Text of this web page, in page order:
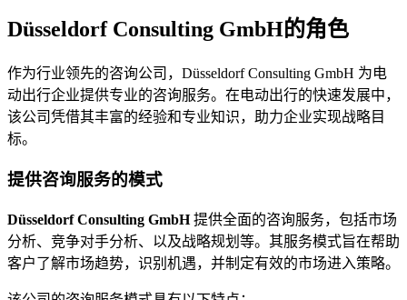
Düsseldorf Consulting GmbH的角色
作为行业领先的咨询公司，Düsseldorf Consulting GmbH 为电
动出行企业提供专业的咨询服务。在电动出行的快速发展中，
该公司凭借其丰富的经验和专业知识，助力企业实现战略目
标。
提供咨询服务的模式
Düsseldorf Consulting GmbH提供全面的咨询服务，包括市场
分析、竞争对手分析、以及战略规划等。其服务模式旨在帮助
客户了解市场趋势，识别机遇，并制定有效的市场进入策略。